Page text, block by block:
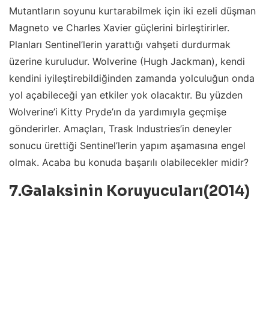
Mutantların soyunu kurtarabilmek için iki ezeli düşman
Magneto ve Charles Xavier güçlerini birleştirirler.
Planları Sentinel’lerin yarattığı vahşeti durdurmak
üzerine kuruludur. Wolverine (Hugh Jackman), kendi
kendini iyileştirebildiğinden zamanda yolculuğun onda
yol açabileceği yan etkiler yok olacaktır. Bu yüzden
Wolverine’i Kitty Pryde’ın da yardımıyla geçmişe
gönderirler. Amaçları, Trask Industries’in deneyler
sonucu ürettiği Sentinel’lerin yapım aşamasına engel
olmak. Acaba bu konuda başarılı olabilecekler midir?
7.Galaksinin Koruyucuları(2014)